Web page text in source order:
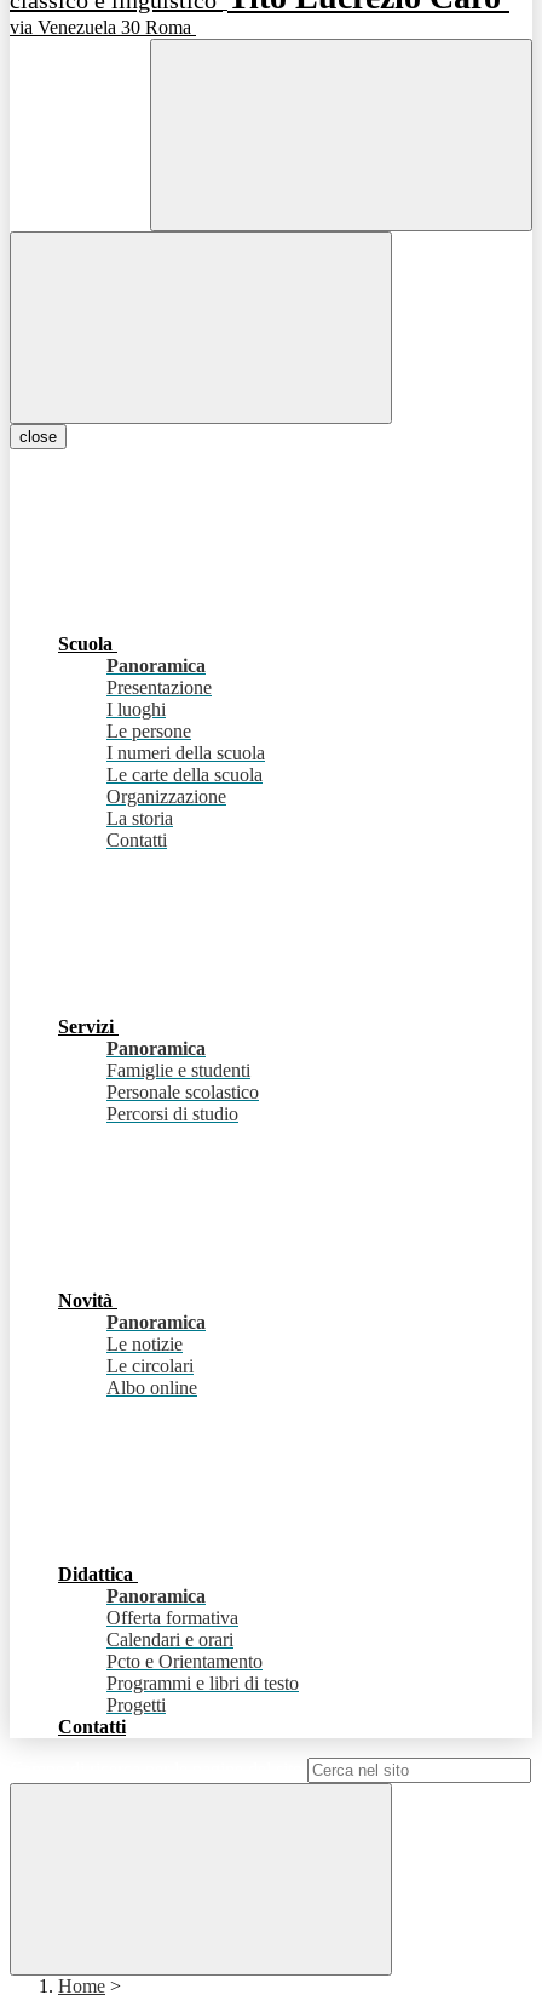
via Venezuela 30 Roma
close
Scuola
Panoramica
Presentazione
I luoghi
Le persone
I numeri della scuola
Le carte della scuola
Organizzazione
La storia
Contatti
Servizi
Panoramica
Famiglie e studenti
Personale scolastico
Percorsi di studio
Novità
Panoramica
Le notizie
Le circolari
Albo online
Didattica
Panoramica
Offerta formativa
Calendari e orari
Pcto e Orientamento
Programmi e libri di testo
Progetti
Contatti
Home >